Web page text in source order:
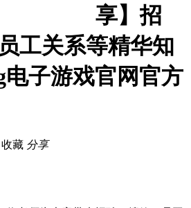
享】招
工关系等精华知
子游戏官网官方
收藏 分享